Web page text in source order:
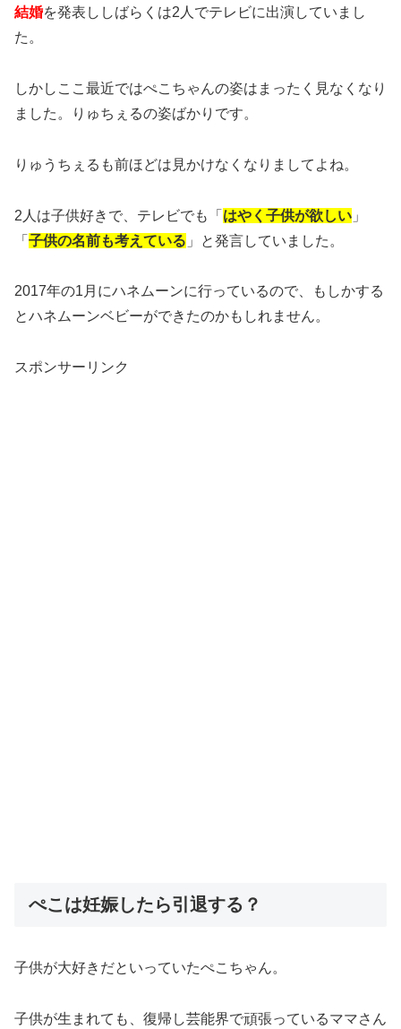
結婚を発表ししばらくは2人でテレビに出演していまし
た。
しかしここ最近ではぺこちゃんの姿はまったく見なくなり
ました。りゅちぇるの姿ばかりです。
りゅうちぇるも前ほどは見かけなくなりましてよね。
2人は子供好きで、テレビでも「 はやく子供が欲しい 」
「 子供の名前も考えている 」と発言していました。
2017年の1月にハネムーンに行っているので、もしかする
とハネムーンベビーができたのかもしれません。
スポンサーリンク
ぺこは妊娠したら引退する？
子供が大好きだといっていたぺこちゃん。
子供が生まれても、復帰し芸能界で頑張っているママさん